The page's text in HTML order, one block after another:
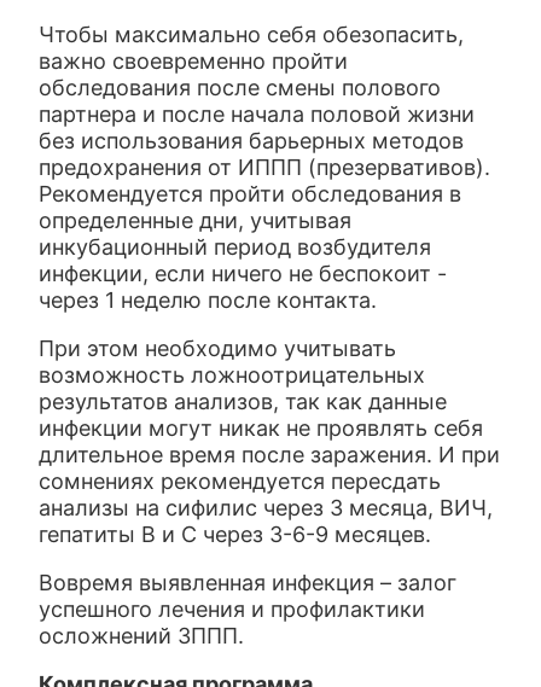
Чтобы максимально себя обезопасить,
важно своевременно пройти
обследования после смены полового
партнера и после начала половой жизни
без использования барьерных методов
предохранения от ИППП (презервативов).
Рекомендуется пройти обследования в
определенные дни, учитывая
инкубационный период возбудителя
инфекции, если ничего не беспокоит -
через 1 неделю после контакта.
При этом необходимо учитывать
возможность ложноотрицательных
результатов анализов, так как данные
инфекции могут никак не проявлять себя
длительное время после заражения. И при
сомнениях рекомендуется пересдать
анализы на сифилис через 3 месяца, ВИЧ,
гепатиты В и С через 3-6-9 месяцев.
Вовремя выявленная инфекция – залог
успешного лечения и профилактики
осложнений ЗППП.